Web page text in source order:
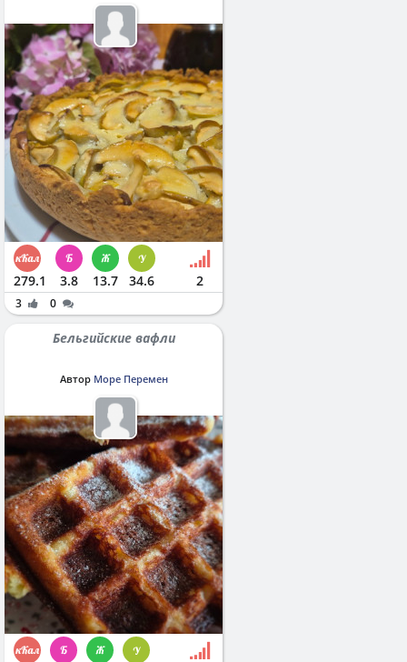
279.1 3.8 13.7 34.6 2
3 0
Бельгийские вафли
Автор Море Перемен